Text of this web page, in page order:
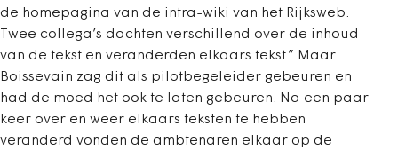
de homepagina van de intra-wiki van het Rijksweb.
Twee collega’s dachten verschillend over de inhoud
van de tekst en veranderden elkaars tekst.” Maar
Boissevain zag dit als pilotbegeleider gebeuren en
had de moed het ook te laten gebeuren. Na een paar
keer over en weer elkaars teksten te hebben
veranderd vonden de ambtenaren elkaar op de